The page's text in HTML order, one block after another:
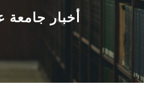
أخبار